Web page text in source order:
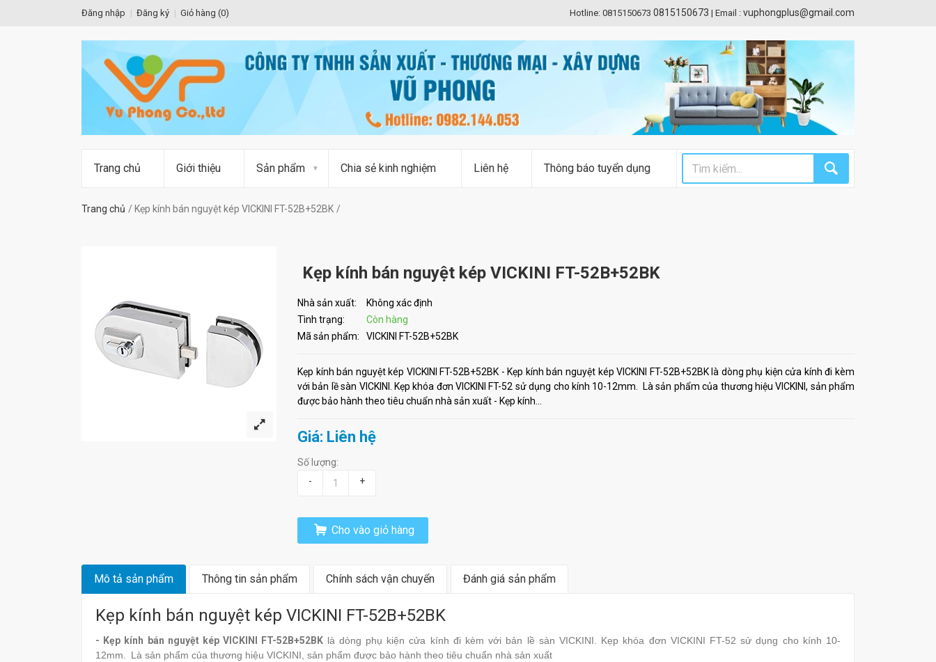
Đăng nhập Đăng ký Giỏ hàng (0) Hotline: 0815150673 0815150673 | Email : vuphongplus@gmail.com
Trang chủ Giới thiệu Sản phẩm Chia sẻ kinh nghiệm Liên hệ Thông báo tuyển dụng
Trang chủ Kẹp kính bán nguyệt kép VICKINI FT-52B+52BK
Kẹp kính bán nguyệt kép VICKINI FT-52B+52BK
Nhà sản xuất:
Không xác định
Tình trạng:
Còn hàng
Mã sản phẩm:
VICKINI FT-52B+52BK
Kẹp kính bán nguyệt kép VICKINI FT-52B+52BK - Kẹp kính bán nguyệt kép VICKINI FT-52B+52BK là dòng phụ kiện cửa kính đi kèm
với bản lề sàn VICKINI. Kẹp khóa đơn VICKINI FT-52 sử dụng cho kính 10-12mm. Là sản phẩm của thương hiệu VICKINI, sản phẩm
được bảo hành theo tiêu chuẩn nhà sản xuất - Kẹp kính...
Giá: Liên hệ
Số lượng:
-
+
Cho vào giỏ hàng
Mô tả sản phẩm Thông tin sản phẩm Chính sách vận chuyển Đánh giá sản phẩm
Kẹp kính bán nguyệt kép VICKINI FT-52B+52BK
- Kẹp kính bán nguyệt kép VICKINI FT-52B+52BK là dòng phụ kiện cửa kính đi kèm với bản lề sàn VICKINI. Kẹp khóa đơn VICKINI FT-52 sử dụng cho kính 10-
12mm. Là sản phẩm của thương hiệu VICKINI, sản phẩm được bảo hành theo tiêu chuẩn nhà sản xuất